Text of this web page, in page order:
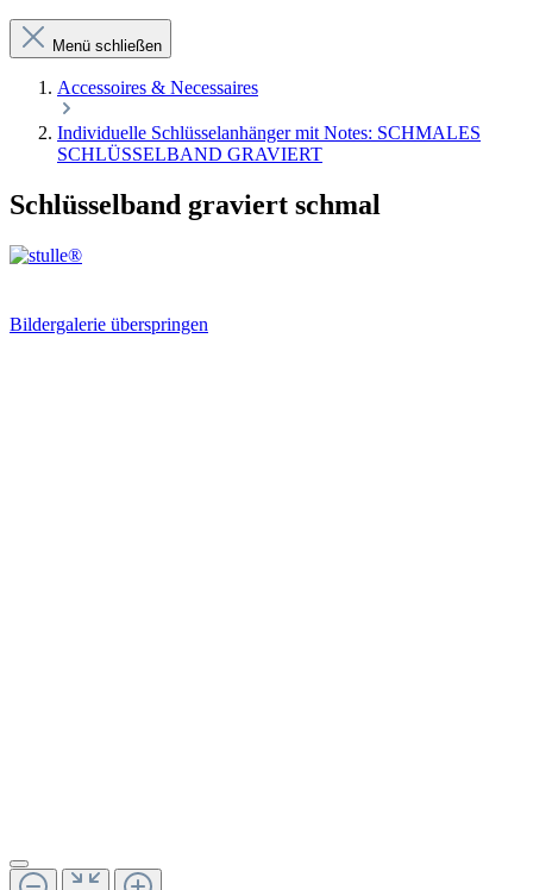
Menü schließen
Accessoires & Necessaires
Individuelle Schlüsselanhänger mit Notes: SCHMALES
SCHLÜSSELBAND GRAVIERT
Schlüsselband graviert schmal
Bildergalerie überspringen